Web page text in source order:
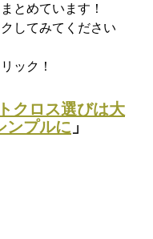
とめています！
してみてください
ック！
クロス選びは大
ンプルに 」